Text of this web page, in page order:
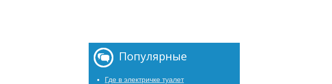
Популярные
Где в электричке туалет